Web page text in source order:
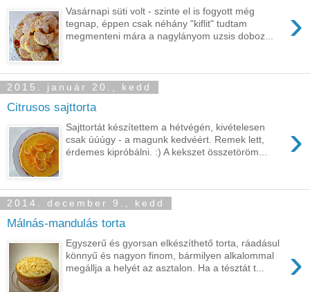
›
Vasárnapi süti volt - szinte el is fogyott még
tegnap, éppen csak néhány "kiflit" tudtam
megmenteni mára a nagylányom uzsis doboz...
2015. január 20., kedd
Citrusos sajttorta
›
Sajttortát készítettem a hétvégén, kivételesen
csak úúúgy - a magunk kedvéért. Remek lett,
érdemes kipróbálni. :) A kekszet összetöröm...
2014. december 9., kedd
Málnás-mandulás torta
›
Egyszerű és gyorsan elkészíthető torta, ráadásul
könnyű és nagyon finom, bármilyen alkalommal
megállja a helyét az asztalon. Ha a tésztát t...